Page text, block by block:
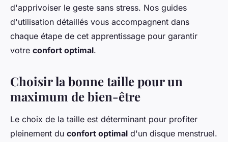
d'apprivoiser le geste sans stress. Nos guides
d'utilisation détaillés vous accompagnent dans
chaque étape de cet apprentissage pour garantir
votre confort optimal.
Choisir la bonne taille pour un
maximum de bien-être
Le choix de la taille est déterminant pour profiter
pleinement du confort optimal d'un disque menstruel.